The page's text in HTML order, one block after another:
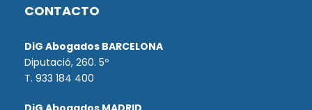
CONTACTO
DiG Abogados BARCELONA
Diputació, 260. 5º
T. 933 184 400